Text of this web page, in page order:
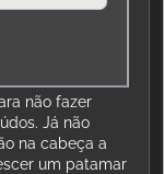
não fazer
Já não
na cabeça a
um patamar